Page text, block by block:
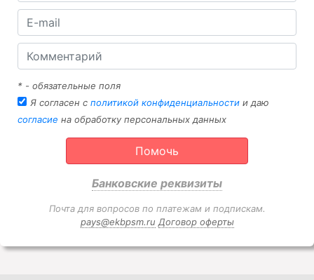
* - обязательные поля
Я согласен с политикой конфиденциальности и даю
согласие на обработку персональных данных
Помочь
Банковские реквизиты
Почта для вопросов по платежам и подпискам.
pays@ekbpsm.ru Договор оферты